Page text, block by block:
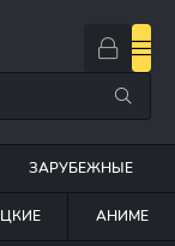
ЗАРУБЕЖНЫЕ
АНИМЕ